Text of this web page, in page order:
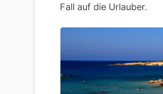
Fall auf die Urlauber.